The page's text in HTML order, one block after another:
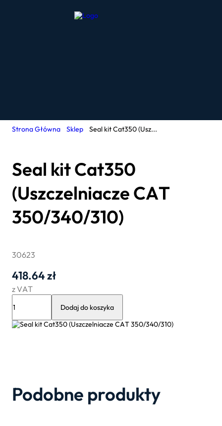
Strona Główna Sklep Seal kit Cat350 (Usz...
Seal kit Cat350
(Uszczelniacze CAT
350/340/310)
30623
418.64zł
z VAT
Seal
Cat350
(Uszczelniacze
Dodaj do koszyka
Podobne produkty